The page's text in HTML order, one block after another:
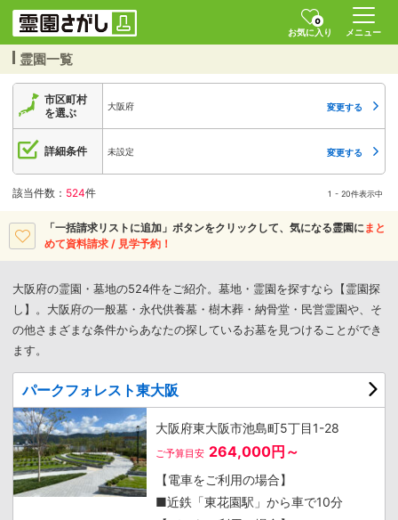
0
お気に入り
メニュー
霊園一覧
市区町村
を選ぶ
大阪府 変更する
詳細条件 未設定 変更する
該当件数： 524件 1 - 20件表示中
「一括請求リストに追加」ボタンをクリックして、 気になる霊園にまと
めて資料請求 / 見学予約！
大阪府の霊園・墓地の524件をご紹介。墓地・霊園を探すなら【霊園探
し】。大阪府の一般墓・永代供養墓・樹木葬・納骨堂・民営霊園や、そ
の他さまざまな条件からあなたの探しているお墓を見つけることができ
ます。
パークフォレスト東大阪
大阪府東大阪市池島町5丁目1-28
ご予算目安 264,000円～
【電車をご利用の場合】
■近鉄「東花園駅」から車で10分